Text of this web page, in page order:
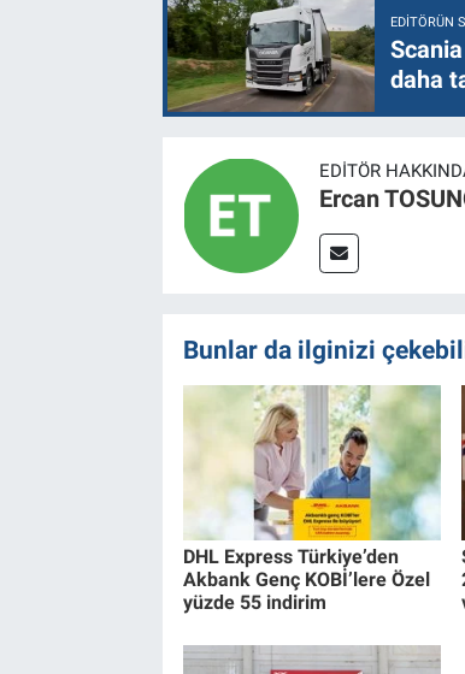
EDITÖRÜN
daha
EDITÖR
Ercan
Bunlar da ilginizi
DHL Express Türkiye’den
Akbank Genç KOBİ’lere Özel
yüzde 55 indirim